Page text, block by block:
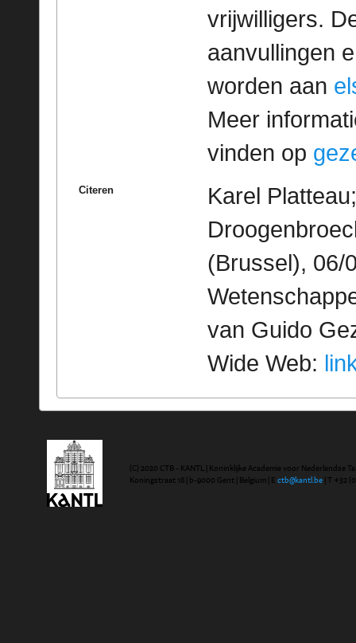
vrijwilligers.
aanvullingen
worden aan
Meer
vinden op
Citeren
Karel
(Brussel), 06/
van Guido
Wide Web:
(C) 2020 CTB - KANTL | Koninklijke Academie voor Nederlandse
Koningstraat 18 | b-9000 Gent | Belgium | E ctb@kantl.be | T +32